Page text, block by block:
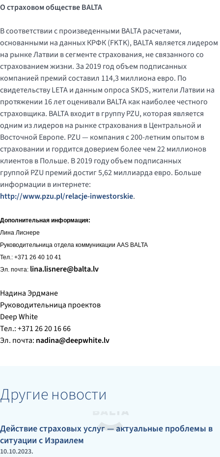
О страховом обществе BALTA
В соответствии с произведенными BALTA расчетами,
основанными на данных КРФК (FKTK), BALTA является лидером
на рынке Латвии в сегменте страхования, не связанного со
страхованием жизни. За 2019 год объем подписанных
компанией премий составил 114,3 миллиона евро. По
свидетельству LETA и данным опроса SKDS, жители Латвии на
протяжении 16 лет оценивали BALTA как наиболее честного
страховщика. BALTA входит в группу PZU, которая является
одним из лидеров на рынке страхования в Центральной и
Восточной Европе. PZU — компания с 200-летним опытом в
страховании и гордится доверием более чем 22 миллионов
клиентов в Польше. В 2019 году объем подписанных
группой PZU премий достиг 5,62 миллиарда евро. Больше
информации в интернете:
http://www.pzu.pl/relacje-inwestorskie.
Дополнительная информация:
Лина Лиснере
Руководительница отдела коммуникации AAS BALTA
Тел.: +371 26 40 10 41
Эл. почта: lina.lisnere@balta.lv
Надина Эрдмане
Руководительница проектов
Deep White
Тел.: +371 26 20 16 66
Эл. почта: nadina@deepwhite.lv
Другие новости
Действие страховых услуг — актуальные проблемы в
ситуации с Израилем
10.10.2023.